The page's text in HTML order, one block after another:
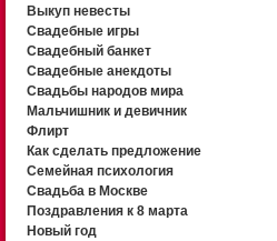
Выкуп невесты
Свадебные игры
Свадебный банкет
Свадебные анекдоты
Свадьбы народов мира
Мальчишник и девичник
Флирт
Как сделать предложение
Семейная психология
Свадьба в Москве
Поздравления к 8 марта
Новый год